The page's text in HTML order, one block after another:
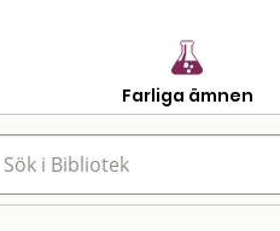
Farliga ämnen